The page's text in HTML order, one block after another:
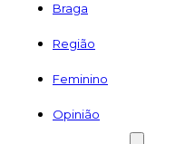
Braga
Região
Feminino
Opinião